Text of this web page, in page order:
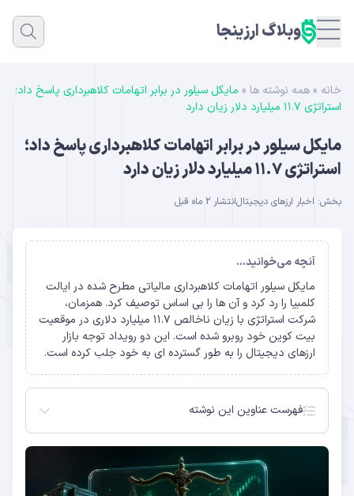
وبلاگ ارزینجا
خانه » همه نوشته ها » مایکل سیلور در برابر اتهامات کلاهبرداری پاسخ داد؛
استراتژی ۱۱.۷ میلیارد دلار زیان دارد
مایکل سیلور در برابر اتهامات کلاهبرداری پاسخ داد؛
استراتژی ۱۱.۷ میلیارد دلار زیان دارد
بخش: اخبار ارزهای دیجیتالانتشار 2 ماه قبل
آنچه می‌خوانید...
مایکل سیلور اتهامات کلاهبرداری مالیاتی مطرح شده در ایالت
کلمبیا را رد کرد و آن ها را بی اساس توصیف کرد. همزمان،
شرکت استراتژی با زیان ناخالص ۱۱.۷ میلیارد دلاری در موقعیت
بیت کوین خود روبرو شده است. این دو رویداد توجه بازار
ارزهای دیجیتال را به طور گسترده ای به خود جلب کرده است.
فهرست عناوین این نوشته
زیان ۱۱.۷ میلیارد دلاری استراتژی در موقعیت بیت
کوین
پیشینه شرکت استراتژی و استراتژی خرید بیت کوین